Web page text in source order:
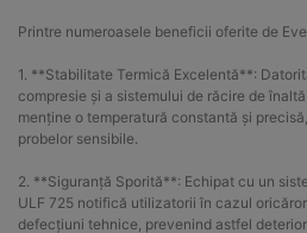
Printre numeroasele beneficii oferite de
1. **Stabilitate Termică Excelentă**:
compresie și a sistemului de răcire de
menține o temperatură constantă și
probelor sensibile.
2. **Siguranță Sporită**: Echipat cu un
ULF 725 notifică utilizatorii în cazul
defecțiuni tehnice, prevenind astfel